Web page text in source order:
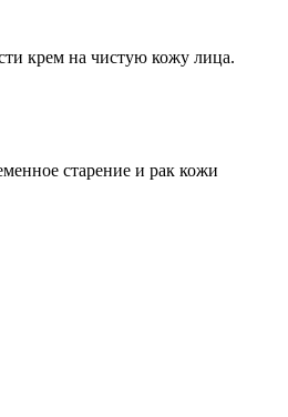
крем на чистую кожу лица.
старение и рак кожи